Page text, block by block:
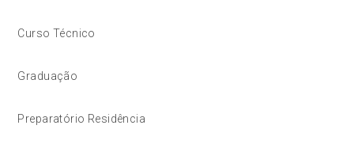
Curso Técnico
Graduação
Preparatório Residência